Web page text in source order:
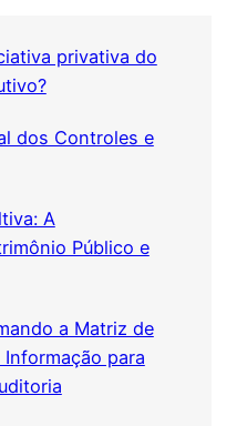
privativa do
dos Controles e
A
Público e
a Matriz de
para